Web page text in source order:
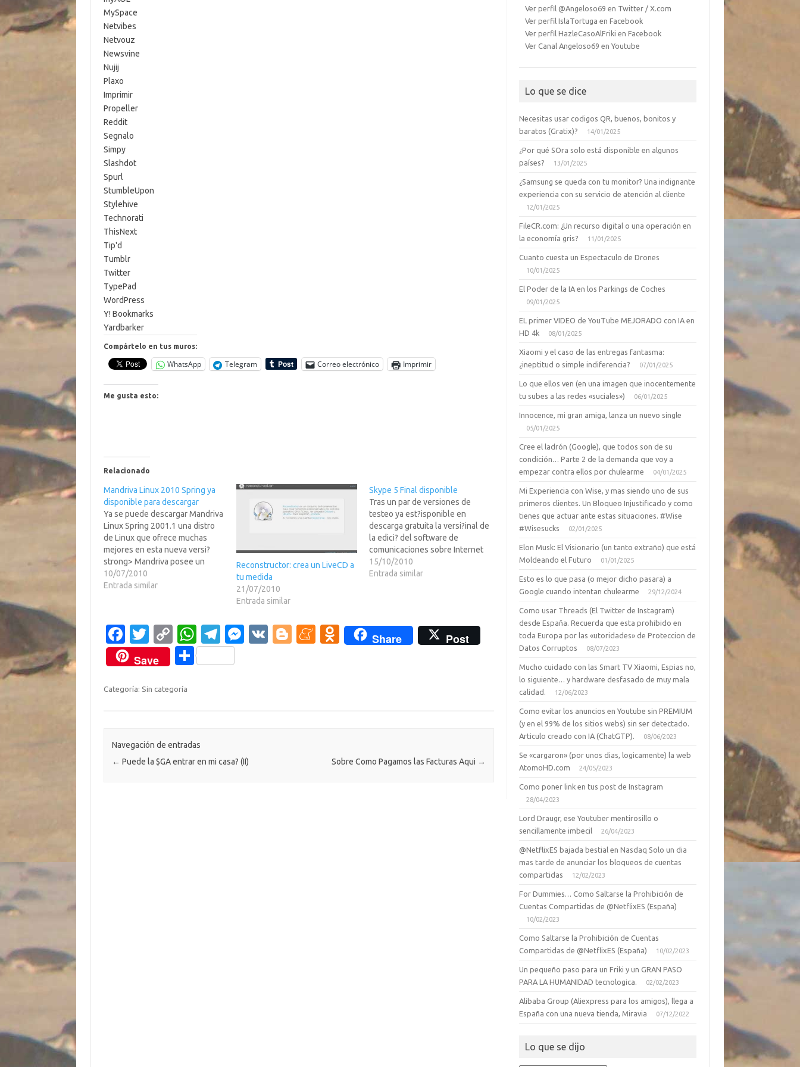
MySpace
Netvibes
Netvouz
Newsvine
Nujij
Plaxo
Imprimir
Propeller
Reddit
Segnalo
Simpy
Slashdot
Spurl
StumbleUpon
Stylehive
Technorati
ThisNext
Tip'd
Tumblr
Twitter
TypePad
WordPress
Y! Bookmarks
Yardbarker
Compártelo en tus muros:
WhatsApp Telegram Correo electrónico Imprimir
Me gusta esto:
Relacionado
Mandriva Linux 2010 Spring ya
disponible para descargar
Ya se puede descargar Mandriva
Linux Spring 2001.1 una distro
de Linux que ofrece muchas
mejores en esta nueva versi?
strong> Mandriva posee un
entorno GNOME como KDE y ya
la puedes descargar e instalarla
MAS…
10/07/2010
Entrada similar
Reconstructor: crea un LiveCD a
tu medida
21/07/2010
Entrada similar
Skype 5 Final disponible
Tras un par de versiones de
testeo ya est?isponible en
descarga gratuita la versi?inal de
la edici? del software de
comunicaciones sobre Internet
VoIP. Nueva versi??social tras la
integraci?on Facebook Connect
isponible para…
15/10/2010
Entrada similar
Fa
c
e
b
k
T
w
it
te
C
o
p
y
k
W
h
at
p
T
el
e
M
V
Bl
M O
ik
Share
Post
Save
C
ti
r
Categoría: Sin categoría
Navegación de entradas
← Puede la $GA entrar en mi casa? (II) Sobre Como Pagamos las Facturas Aqui →
Ver perfil @Angeloso69 en Twitter / X.com
Ver perfil IslaTortuga en Facebook
Ver perfil HazleCasoAlFriki en Facebook
Ver Canal Angeloso69 en Youtube
Lo que se dice
Necesitas usar codigos QR, buenos, bonitos y
baratos (Gratix)?
14/01/2025
¿Por qué SOra solo está disponible en algunos
países?
13/01/2025
¿Samsung se queda con tu monitor? Una indignante
experiencia con su servicio de atención al cliente
12/01/2025
FileCR.com: ¿Un recurso digital o una operación en
la economía gris?
11/01/2025
Cuanto cuesta un Espectaculo de Drones
10/01/2025
El Poder de la IA en los Parkings de Coches
09/01/2025
EL primer VIDEO de YouTube MEJORADO con IA en
HD 4k
08/01/2025
Xiaomi y el caso de las entregas fantasma:
¿ineptitud o simple indiferencia?
07/01/2025
Lo que ellos ven (en una imagen que inocentemente
tu subes a las redes «suciales»)
06/01/2025
Innocence, mi gran amiga, lanza un nuevo single
05/01/2025
Cree el ladrón (Google), que todos son de su
condición… Parte 2 de la demanda que voy a
empezar contra ellos por chulearme
04/01/2025
Mi Experiencia con Wise, y mas siendo uno de sus
primeros clientes. Un Bloqueo Injustificado y como
tienes que actuar ante estas situaciones. #Wise
#Wisesucks
02/01/2025
Elon Musk: El Visionario (un tanto extraño) que está
Moldeando el Futuro
01/01/2025
Esto es lo que pasa (o mejor dicho pasara) a
Google cuando intentan chulearme
29/12/2024
Como usar Threads (El Twitter de Instagram)
desde España. Recuerda que esta prohibido en
toda Europa por las «utoridades» de Proteccion de
Datos Corruptos
08/07/2023
Mucho cuidado con las Smart TV Xiaomi, Espias no,
lo siguiente… y hardware desfasado de muy mala
calidad.
12/06/2023
Como evitar los anuncios en Youtube sin PREMIUM
(y en el 99% de los sitios webs) sin ser detectado.
Articulo creado con IA (ChatGTP).
08/06/2023
Se «cargaron» (por unos dias, logicamente) la web
AtomoHD.com
24/05/2023
Como poner link en tus post de Instagram
28/04/2023
Lord Draugr, ese Youtuber mentirosillo o
sencillamente imbecil
26/04/2023
@NetflixES bajada bestial en Nasdaq Solo un dia
mas tarde de anunciar los bloqueos de cuentas
compartidas
12/02/2023
For Dummies… Como Saltarse la Prohibición de
Cuentas Compartidas de @NetflixES (España)
10/02/2023
Como Saltarse la Prohibición de Cuentas
Compartidas de @NetflixES (España)
10/02/2023
Un pequeño paso para un Friki y un GRAN PASO
PARA LA HUMANIDAD tecnologica.
02/02/2023
Alibaba Group (Aliexpress para los amigos), llega a
España con una nueva tienda, Miravia
07/12/2022
Lo que se dijo